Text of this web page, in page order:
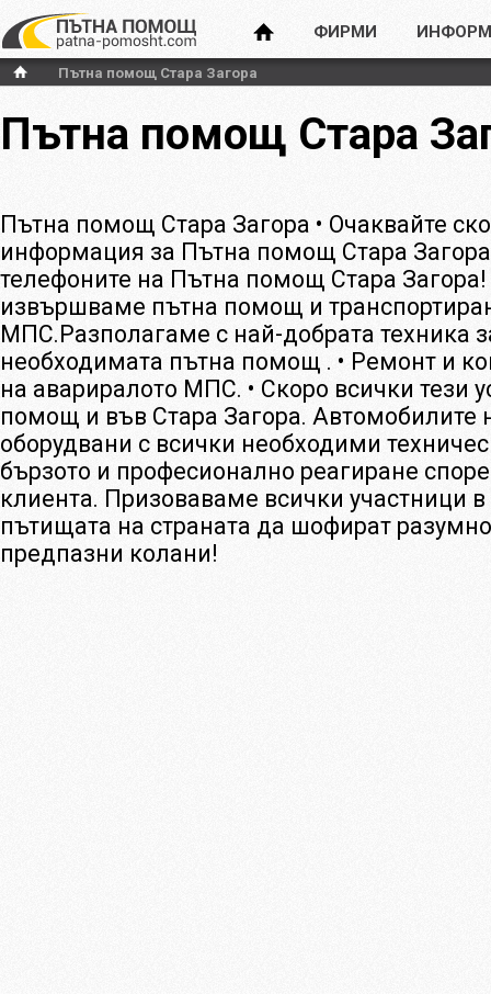
ФИРМИ
Пътна помощ Стара Загора
Пътна помощ Стара
Пътна помощ Стара Загора • Очаквайте
информация за Пътна помощ Стара
телефоните на Пътна помощ Стара
извършваме пътна помощ и
МПС.Разполагаме с най-добрата техника
необходимата пътна помощ . • Ремонт и
на авариралото МПС. • Скоро всички тези
помощ и във Стара Загора. Автомобилите
оборудвани с всички необходими
бързото и професионално реагиране
клиента. Призоваваме всички участници
пътищата на страната да шофират
предпазни колани!